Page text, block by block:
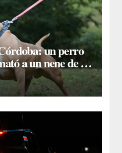
un perro
a un nene de 3